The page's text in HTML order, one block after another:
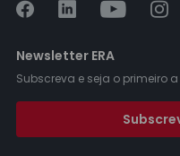
Newsletter ERA
Subscreva e seja o primeiro